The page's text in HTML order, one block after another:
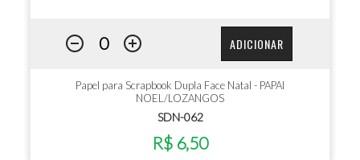
ADICIONAR
Papel para Scrapbook Dupla Face Natal - PAPAI
NOEL/LOZANGOS
SDN-062
R$ 6,50